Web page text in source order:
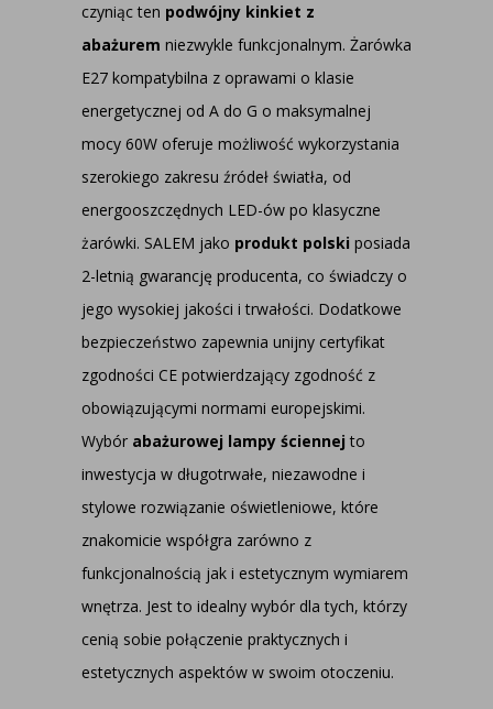
czyniąc ten podwójny kinkiet z
abażurem niezwykle funkcjonalnym. Żarówka
E27 kompatybilna z oprawami o klasie
energetycznej od A do G o maksymalnej
mocy 60W oferuje możliwość wykorzystania
szerokiego zakresu źródeł światła, od
energooszczędnych LED-ów po klasyczne
żarówki. SALEM jako produkt polski posiada
2-letnią gwarancję producenta, co świadczy o
jego wysokiej jakości i trwałości. Dodatkowe
bezpieczeństwo zapewnia unijny certyfikat
zgodności CE potwierdzający zgodność z
obowiązującymi normami europejskimi.
Wybór abażurowej lampy ściennej to
inwestycja w długotrwałe, niezawodne i
stylowe rozwiązanie oświetleniowe, które
znakomicie współgra zarówno z
funkcjonalnością jak i estetycznym wymiarem
wnętrza. Jest to idealny wybór dla tych, którzy
cenią sobie połączenie praktycznych i
estetycznych aspektów w swoim otoczeniu.